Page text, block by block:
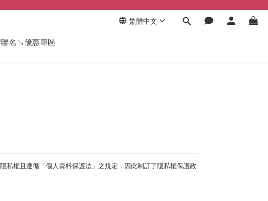
繁體中文
聯名↘優惠專區
私權且遵循「個人資料保護法」之規定，因此制訂了隱私權保護政